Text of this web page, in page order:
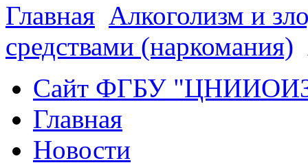
Главная Алкоголизм и
средствами (наркомания)
Сайт ФГБУ
Главная
Новости